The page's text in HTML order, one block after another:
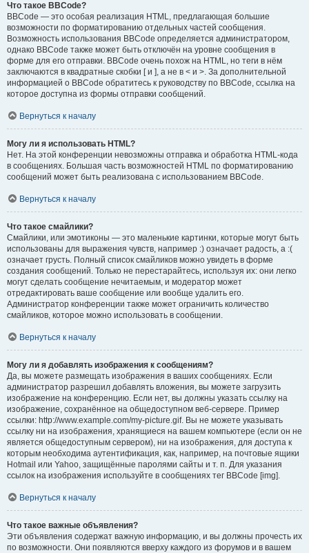
Что такое BBCode?
BBCode — это особая реализация HTML, предлагающая большие
возможности по форматированию отдельных частей сообщения.
Возможность использования BBCode определяется администратором,
однако BBCode также может быть отключён на уровне сообщения в
форме для его отправки. BBCode очень похож на HTML, но теги в нём
заключаются в квадратные скобки [ и ], а не в < и >. За дополнительной
информацией о BBCode обратитесь к руководству по BBCode, ссылка на
которое доступна из формы отправки сообщений.
Вернуться к началу
Могу ли я использовать HTML?
Нет. На этой конференции невозможны отправка и обработка HTML-кода
в сообщениях. Большая часть возможностей HTML по форматированию
сообщений может быть реализована с использованием BBCode.
Вернуться к началу
Что такое смайлики?
Смайлики, или эмотиконы — это маленькие картинки, которые могут быть
использованы для выражения чувств, например :) означает радость, а :(
означает грусть. Полный список смайликов можно увидеть в форме
создания сообщений. Только не перестарайтесь, используя их: они легко
могут сделать сообщение нечитаемым, и модератор может
отредактировать ваше сообщение или вообще удалить его.
Администратор конференции также может ограничить количество
смайликов, которое можно использовать в сообщении.
Вернуться к началу
Могу ли я добавлять изображения к сообщениям?
Да, вы можете размещать изображения в ваших сообщениях. Если
администратор разрешил добавлять вложения, вы можете загрузить
изображение на конференцию. Если нет, вы должны указать ссылку на
изображение, сохранённое на общедоступном веб-сервере. Пример
ссылки: http://www.example.com/my-picture.gif. Вы не можете указывать
ссылку ни на изображения, хранящиеся на вашем компьютере (если он не
является общедоступным сервером), ни на изображения, для доступа к
которым необходима аутентификация, как, например, на почтовые ящики
Hotmail или Yahoo, защищённые паролями сайты и т. п. Для указания
ссылок на изображения используйте в сообщениях тег BBCode [img].
Вернуться к началу
Что такое важные объявления?
Эти объявления содержат важную информацию, и вы должны прочесть их
по возможности. Они появляются вверху каждого из форумов и в вашем